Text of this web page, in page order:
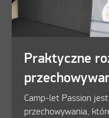
Praktyczne
Camp-let Passion
przechowywania,